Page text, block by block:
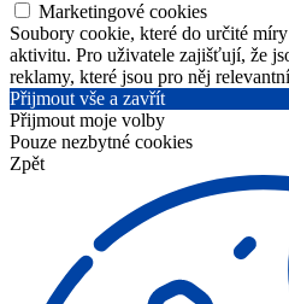
Marketingové cookies
Soubory cookie, které do určité
aktivitu. Pro uživatele zajišťují, že
reklamy, které jsou pro něj
Přijmout vše a zavřít
Přijmout moje volby
Pouze nezbytné cookies
Zpět